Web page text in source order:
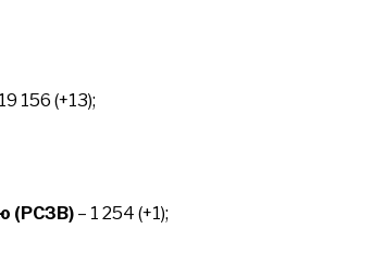
156 (+13);
(РСЗВ) – 1 254 (+1);